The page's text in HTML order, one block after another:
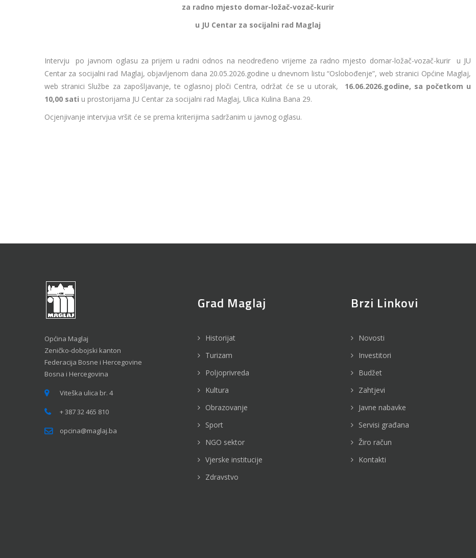
za radno mjesto domar-ložač-vozač-kurir
u JU Centar za socijalni rad Maglaj
Intervju po javnom oglasu za prijem u radni odnos na neodređeno vrijeme za radno mjesto domar-ložač-vozač-kurir u JU
Centar za socijalni rad Maglaj, objavljenom dana 20.05.2026.godine u dnevnom listu “Oslobođenje”, web stranici Općine Maglaj,
web stranici Službe za zapošljavanje, te oglasnoj ploči Centra, održat će se u utorak, 16.06.2026.godine, sa početkom u
10,00 sati u prostorijama JU Centar za socijalni rad Maglaj, Ulica Kulina Bana 29.
Ocjenjivanje intervjua vršit će se prema kriterijima sadržanim u javnog oglasu.
Općina Maglaj
Zeničko-dobojski kanton
Federacija Bosne i Hercegovine
Bosna i Hercegovina
Viteška ulica br. 4
+ 387 32 465 810
opcina@maglaj.ba
Grad Maglaj
Historijat
Turizam
Poljoprivreda
Kultura
Obrazovanje
Sport
NGO sektor
Vjerske institucije
Zdravstvo
Brzi Linkovi
Novosti
Investitori
Budžet
Zahtjevi
Javne nabavke
Servisi građana
Žiro račun
Kontakti